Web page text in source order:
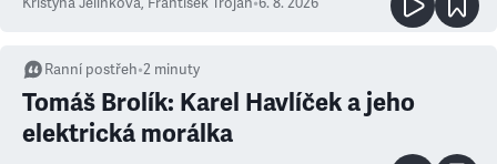
Ranní postřeh•2 minuty
Tomáš Brolík: Karel Havlíček a jeho
elektrická morálka